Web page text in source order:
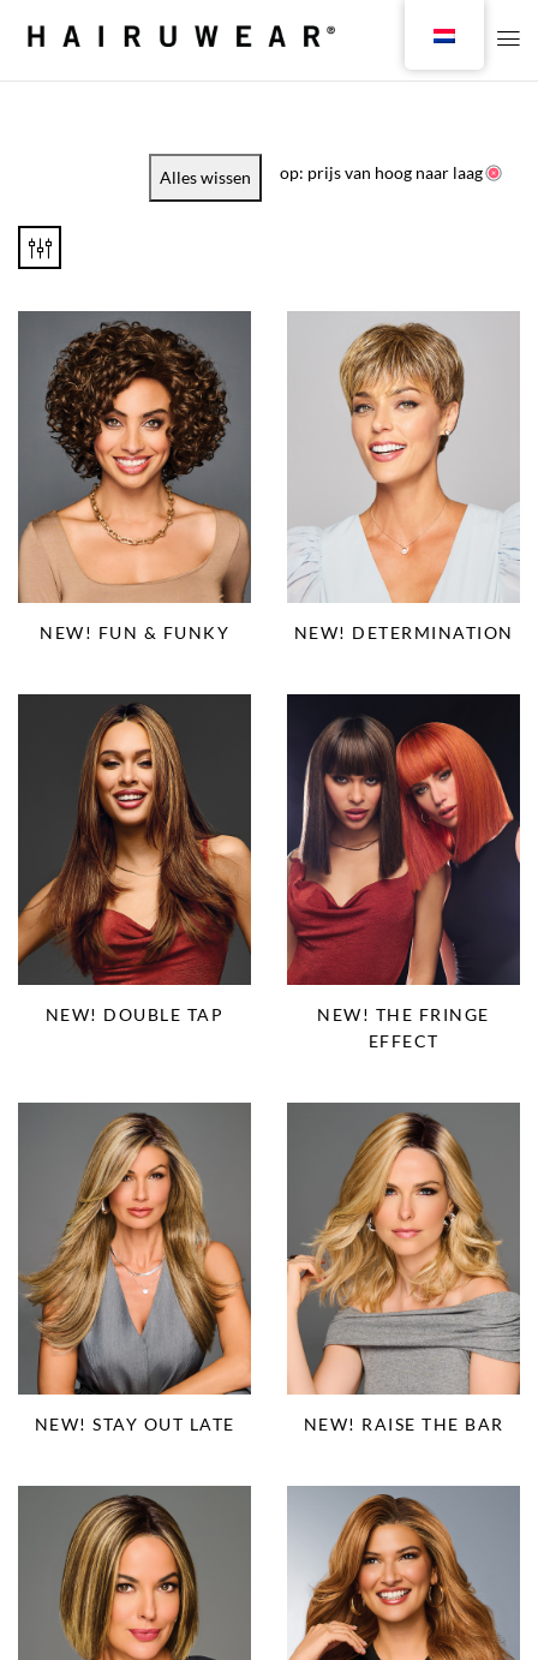
Alles wissen op: prijs van hoog naar laag
NEW! FUN & FUNKY NEW! DETERMINATION
NEW! DOUBLE TAP
NEW! THE FRINGE
EFFECT
NEW! STAY OUT LATE NEW! RAISE THE BAR